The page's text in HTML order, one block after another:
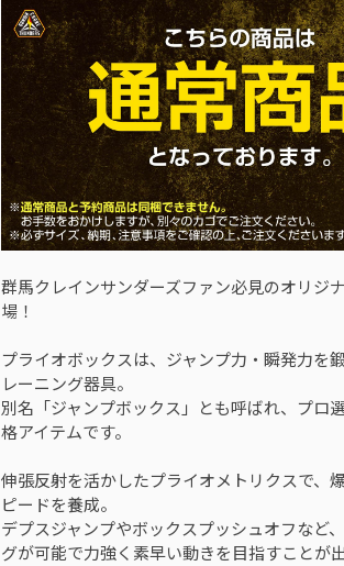
群馬クレインサンダーズファン必見のオリジ
場！
プライオボックスは、ジャンプ力・瞬発力を
レーニング器具。
別名「ジャンプボックス」とも呼ばれ、プロ
格アイテムです。
伸張反射を活かしたプライオメトリクスで、
ピードを養成。
デプスジャンプやボックスプッシュオフなど
グが可能で力強く素早い動きを目指すことが出